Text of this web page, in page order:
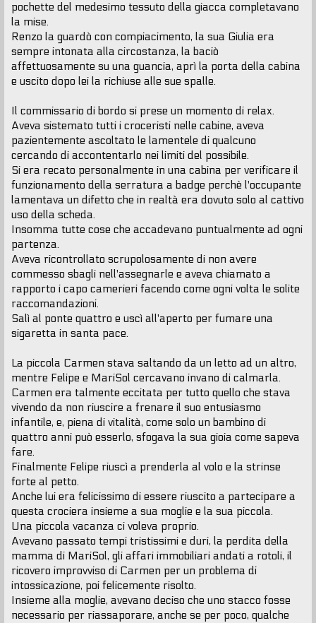
pochette del medesimo tessuto della giacca completavano
la mise.
Renzo la guardò con compiacimento, la sua Giulia era
sempre intonata alla circostanza, la baciò
affettuosamente su una guancia, aprì la porta della cabina
e uscito dopo lei la richiuse alle sue spalle.
Il commissario di bordo si prese un momento di relax.
Aveva sistemato tutti i croceristi nelle cabine, aveva
pazientemente ascoltato le lamentele di qualcuno
cercando di accontentarlo nei limiti del possibile.
Si era recato personalmente in una cabina per verificare il
funzionamento della serratura a badge perchè l'occupante
lamentava un difetto che in realtà era dovuto solo al cattivo
uso della scheda.
Insomma tutte cose che accadevano puntualmente ad ogni
partenza.
Aveva ricontrollato scrupolosamente di non avere
commesso sbagli nell'assegnarle e aveva chiamato a
rapporto i capo camerieri facendo come ogni volta le solite
raccomandazioni.
Salì al ponte quattro e uscì all'aperto per fumare una
sigaretta in santa pace.
La piccola Carmen stava saltando da un letto ad un altro,
mentre Felipe e MariSol cercavano invano di calmarla.
Carmen era talmente eccitata per tutto quello che stava
vivendo da non riuscire a frenare il suo entusiasmo
infantile, e, piena di vitalità, come solo un bambino di
quattro anni può esserlo, sfogava la sua gioia come sapeva
fare.
Finalmente Felipe riuscì a prenderla al volo e la strinse
forte al petto.
Anche lui era felicissimo di essere riuscito a partecipare a
questa crociera insieme a sua moglie e la sua piccola.
Una piccola vacanza ci voleva proprio.
Avevano passato tempi tristissimi e duri, la perdita della
mamma di MariSol, gli affari immobiliari andati a rotoli, il
ricovero improvviso di Carmen per un problema di
intossicazione, poi felicemente risolto.
Insieme alla moglie, avevano deciso che uno stacco fosse
necessario per riassaporare, anche se per poco, qualche